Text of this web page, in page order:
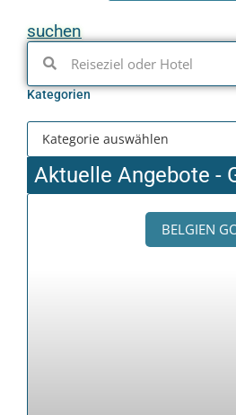
suchen
Kategorien
Aktuelle Angebote -
BELGIEN